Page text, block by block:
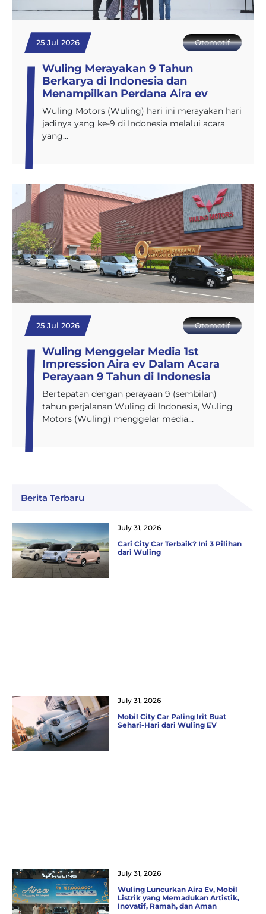
25 Jul 2026 Otomotif
Wuling Merayakan 9 Tahun
Berkarya di Indonesia dan
Menampilkan Perdana Aira ev
Wuling Motors (Wuling) hari ini merayakan hari
jadinya yang ke-9 di Indonesia melalui acara
yang…
25 Jul 2026 Otomotif
Wuling Menggelar Media 1st
Impression Aira ev Dalam Acara
Perayaan 9 Tahun di Indonesia
Bertepatan dengan perayaan 9 (sembilan)
tahun perjalanan Wuling di Indonesia, Wuling
Motors (Wuling) menggelar media…
Berita Terbaru
Cari City Car Terbaik? Ini 3 Pilihan
dari Wuling
July 31, 2026
Mobil City Car Paling Irit Buat
Sehari-Hari dari Wuling EV
July 31, 2026
Wuling Luncurkan Aira Ev, Mobil
Listrik yang Memadukan Artistik,
Inovatif, Ramah, dan Aman
July 31, 2026